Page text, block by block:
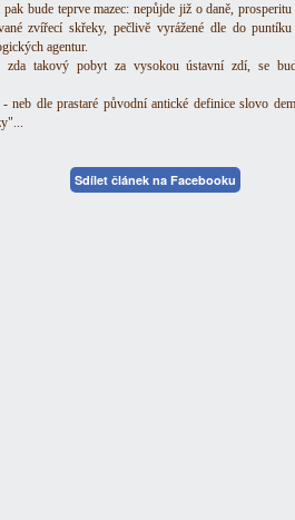
bude teprve mazec: nepůjde již o daně,
zvířecí skřeky, pečlivě vyrážené dle do puntíku
agentur.
zda takový pobyt za vysokou ústavní zdí, se
neb dle prastaré původní antické definice slovo
Sdílet článek na Facebooku